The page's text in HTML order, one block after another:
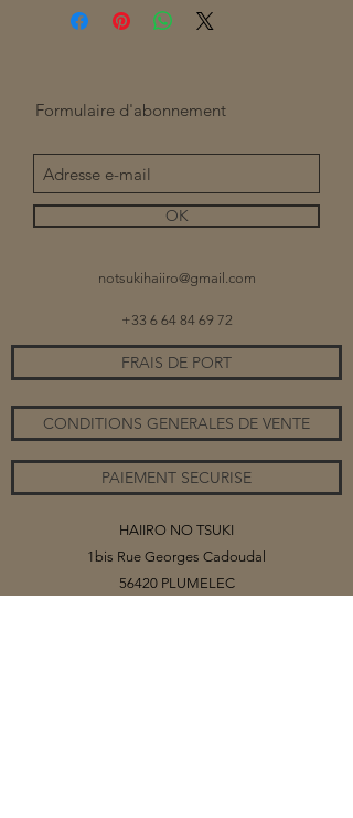
Formulaire d'abonnement
OK
notsukihaiiro@gmail.com
+33 6 64 84 69 72
FRAIS DE PORT
CONDITIONS GENERALES DE VENTE
PAIEMENT SECURISE
HAIIRO NO TSUKI
1bis Rue Georges Cadoudal
56420 PLUMELEC